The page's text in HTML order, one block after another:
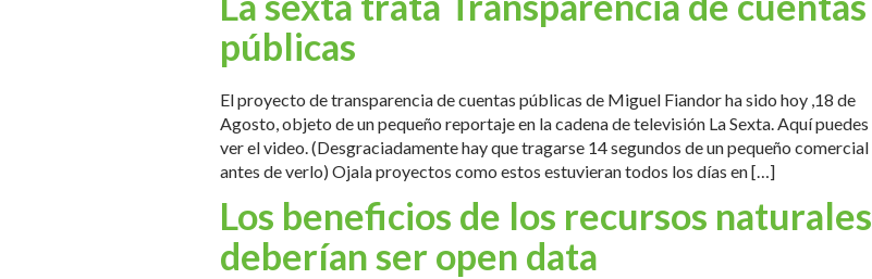
públicas
El proyecto de transparencia de cuentas públicas de Miguel Fiandor ha sido hoy ,18 de
Agosto, objeto de un pequeño reportaje en la cadena de televisión La Sexta. Aquí puedes
ver el video. (Desgraciadamente hay que tragarse 14 segundos de un pequeño comercial
antes de verlo) Ojala proyectos como estos estuvieran todos los días en […]
Los beneficios de los recursos naturales
deberían ser open data